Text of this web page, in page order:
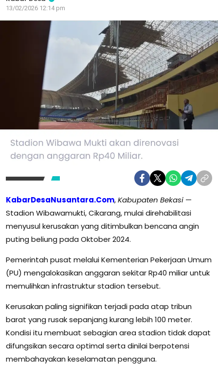
13/02/2026 12:14 pm
KabarDesaNusantara.Com,Kabupaten Bekasi —
Stadion Wibawamukti, Cikarang, mulai direhabilitasi
menyusul kerusakan yang ditimbulkan bencana angin
puting beliung pada Oktober 2024.
Pemerintah pusat melalui Kementerian Pekerjaan Umum
(PU) mengalokasikan anggaran sekitar Rp40 miliar untuk
memulihkan infrastruktur stadion tersebut.
Kerusakan paling signifikan terjadi pada atap tribun
barat yang rusak sepanjang kurang lebih 100 meter.
Kondisi itu membuat sebagian area stadion tidak dapat
difungsikan secara optimal serta dinilai berpotensi
membahayakan keselamatan pengguna.